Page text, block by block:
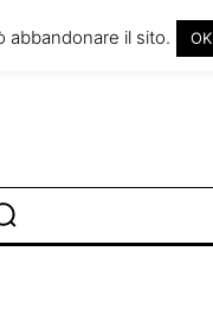
L’IRLANDA
abbandonare il sito. OK